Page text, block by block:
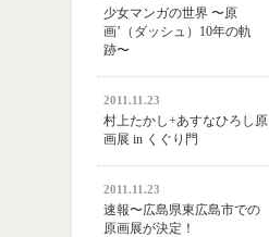
少女マンガの世界 〜原
画’（ダッシュ）10年の軌
跡〜
2011.11.23
村上たかし+あすなひろし原
画展 in くぐり門
2011.11.23
速報〜広島県東広島市での
原画展が決定！